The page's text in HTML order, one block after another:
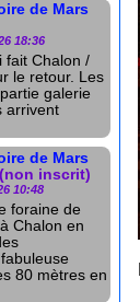
de Mars
18:36
fait Chalon /
le retour. Les
galerie
arrivent
de Mars
inscrit)
10:48
foraine de
Chalon en
80 mètres en